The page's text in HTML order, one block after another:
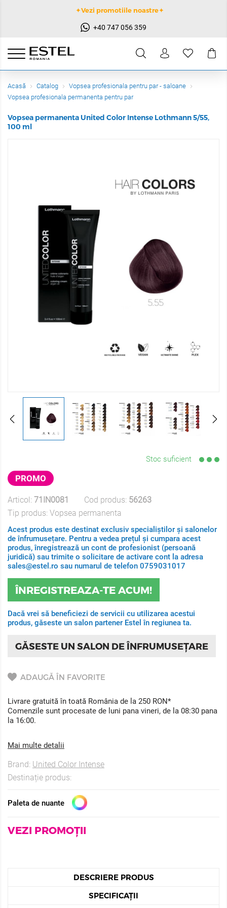
✦Vezi promotiile noastre✦
+40 747 056 359
Acasă Catalog
Vopsea profesionala pentru par - saloane
Vopsea profesionala permanenta pentru par
Vopsea permanenta United Color Intense Lothmann 5/55,
100 ml
Stoc suficient
PROMO
Articol: 71IN0081 Cod produs: 56263
Tip produs: Vopsea permanenta
Acest produs este destinat exclusiv specialiștilor și salonelor
de înfrumusețare. Pentru a vedea prețul și cumpara acest
produs, înregistrează un cont de profesionist (persoană
juridică) sau trimite o solicitare de activare cont la adresa
sales@estel.ro sau numarul de telefon 0759031017
ÎNREGISTREAZA-TE ACUM!
Dacă vrei să beneficiezi de servicii cu utilizarea acestui
produs, găseste un salon partener Estel în regiunea ta.
GĂSESTE UN SALON DE ÎNFRUMUSEȚARE
ADAUGĂ ÎN FAVORITE
Livrare gratuită în toată România de la 250 RON*
Comenzile sunt procesate de luni pana vineri, de la 08:30 pana
la 16:00.
Mai multe detalii
Brand: United Color Intense
Destinație produs:
Paleta de nuante
VEZI PROMOȚII
DESCRIERE PRODUS
SPECIFICAȚII